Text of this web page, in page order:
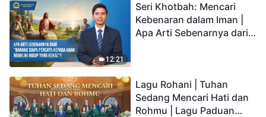
12:21
Seri Khotbah: Mencari
Kebenaran dalam Iman |
Apa Arti Sebenarnya dari
Lagu Rohani | Tuhan
Sedang Mencari Hati dan
Rohmu | Lagu Paduan